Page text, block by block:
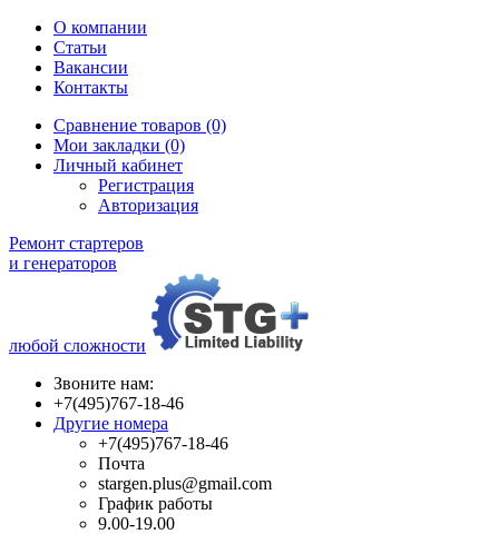
О компании
Статьи
Вакансии
Контакты
Сравнение товаров (0)
Мои закладки (0)
Личный кабинет
Регистрация
Авторизация
Ремонт стартеров
и генераторов
любой сложности
Звоните нам:
+7(495)767-18-46
Другие номера
+7(495)767-18-46
Почта
stargen.plus@gmail.com
График работы
9.00-19.00